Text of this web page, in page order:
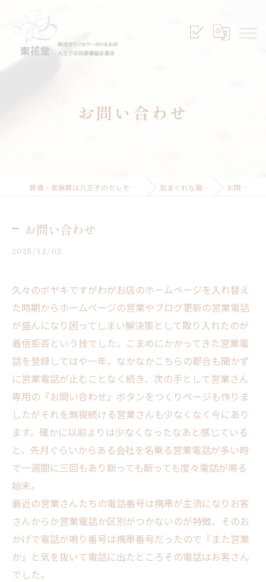
お問い合わせ
葬儀・家族葬は八王子のセレモニープランニング東花堂 気まぐれな親父のぼやき お問い合わせ
お問い合わせ
2025/12/02
久々のボヤキですがわがお店のホームページを入れ替え
た時期からホームページの営業やブログ更新の営業電話
が盛んになり困ってしまい解決策として取り入れたのが
着信拒否という技でした。こまめにかかってきた営業電
話を登録してはや一年。なかなかこちらの都合も聞かず
に営業電話が止むことなく続き、次の手として営業さん
専用の『お問い合わせ』ボタンをつくりページも作りま
したがそれを無視続ける営業さんも少なくなく今にあり
ます。確かに以前よりは少なくなったなあと感じている
と、先月ぐらいからある会社を名乗る営業電話が多い時
で一週間に三回もあり断っても断っても度々電話が鳴る
始末。
最近の営業さんたちの電話番号は携帯が主流になりお客
さんからか営業電話か区別がつかないのが特徴。そのお
かげで電話が鳴り番号は携帯番号だったので『また営業
か』と気を抜いて電話に出たところその電話はお客さん
でした。